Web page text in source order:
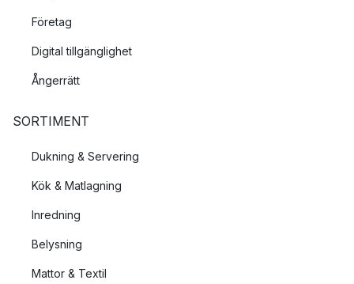
Företag
Digital tillgänglighet
Ångerrätt
SORTIMENT
Dukning & Servering
Kök & Matlagning
Inredning
Belysning
Mattor & Textil